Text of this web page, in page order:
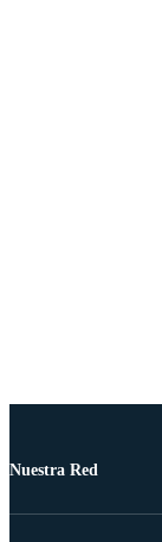
Nuestra Red